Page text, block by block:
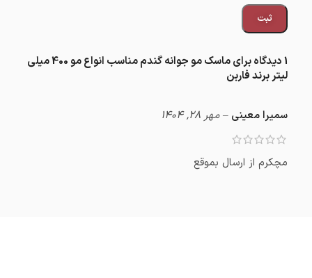
1 دیدگاه برای
ماسک مو جوانه گندم مناسب انواع مو 400 میلی
لیتر برند فاربن
سمیرا معینی – مهر 28, 1404
مچکرم از ارسال بموقع